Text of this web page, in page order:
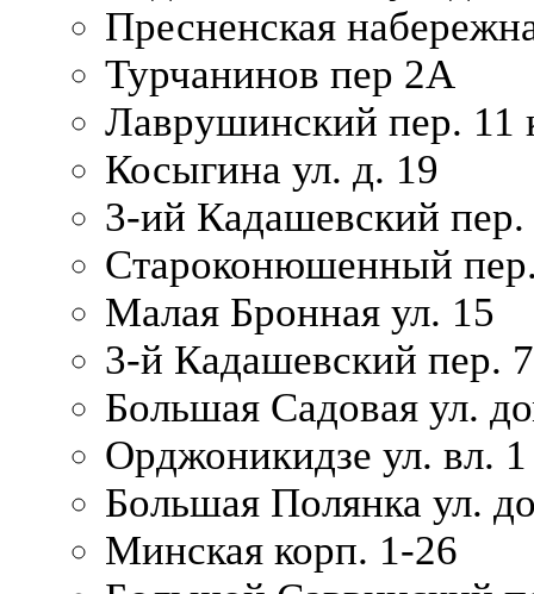
Пресненская
Турчанинов пер 2А
Лаврушинский пер. 11
Косыгина ул. д. 19
3-ий Кадашевский пер.
Староконюшенный
Малая Бронная ул. 15
3-й Кадашевский пер.
Большая Садовая ул.
Орджоникидзе ул. вл. 1
Большая Полянка ул.
Минская корп. 1-26